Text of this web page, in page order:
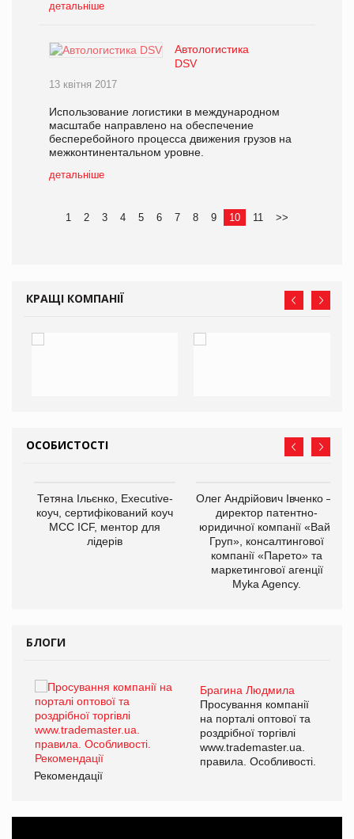
детальніше
Автологистика
DSV
13 квітня 2017
Использование логистики в международном
масштабе направлено на обеспечение
бесперебойного процесса движения грузов на
межконтинентальном уровне.
детальніше
1 2 3 4 5 6 7 8 9 10 11 >>
КРАЩІ КОМПАНІЇ
ОСОБИСТОСТІ
Тетяна Ільєнко, Executive-
коуч, сертифікований коуч
МСС ICF, ментор для
лідерів
Олег Андрійович Івченко —
директор патентно-
юридичної компанії «Вайз
Груп», консалтингової
компанії «Парето» та
маркетингової агенції
Myka Agency.
БЛОГИ
Брагина Людмила
Просування компанії
на порталі оптової та
роздрібної торгівлі
www.trademaster.ua.
правила. Особливості.
Рекомендації